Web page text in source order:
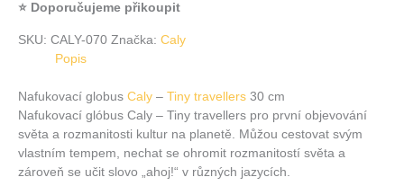
⭐ Doporučujeme přikoupit
SKU: CALY-070 Značka: Caly
Popis
Nafukovací globus Caly – Tiny travellers 30 cm
Nafukovací glóbus Caly – Tiny travellers pro první objevování
světa a rozmanitosti kultur na planetě. Můžou cestovat svým
vlastním tempem, nechat se ohromit rozmanitostí světa a
zároveň se učit slovo „ahoj!“ v různých jazycích.